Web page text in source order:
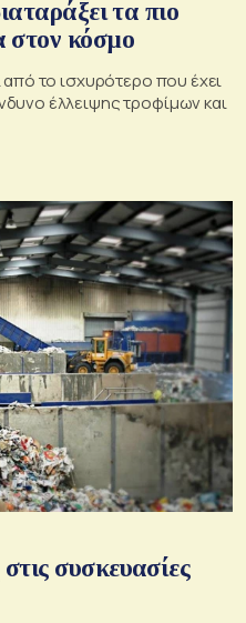
τα πιο
στον κόσμο
από το ισχυρότερο που έχει
έλλειψης τροφίμων και
συσκευασίες